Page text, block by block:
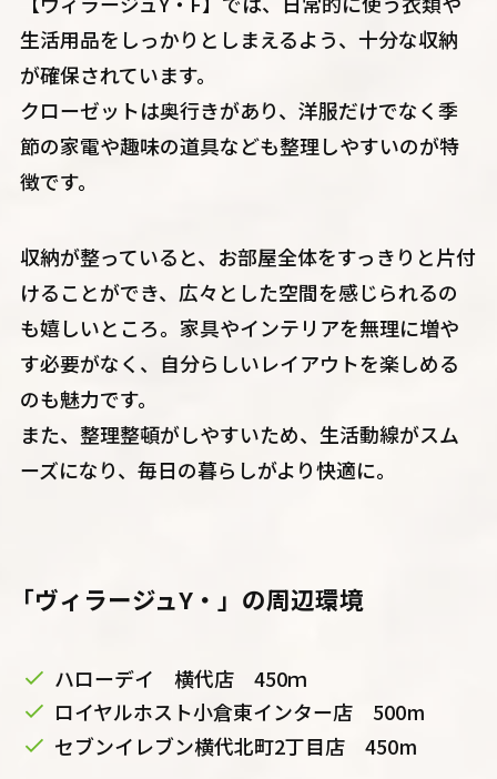
生活用品をしっかりとしまえるよう、十分な収納
が確保されています。
クローゼットは奥行きがあり、洋服だけでなく季
節の家電や趣味の道具なども整理しやすいのが特
徴です。
収納が整っていると、お部屋全体をすっきりと片付
けることができ、広々とした空間を感じられるの
も嬉しいところ。家具やインテリアを無理に増や
す必要がなく、自分らしいレイアウトを楽しめる
のも魅力です。
また、整理整頓がしやすいため、生活動線がスム
ーズになり、毎日の暮らしがより快適に。
「ヴィラージュY・」の周辺環境
ハローデイ 横代店 450ｍ
ロイヤルホスト小倉東インター店 500m
セブンイレブン横代北町2丁目店 450m